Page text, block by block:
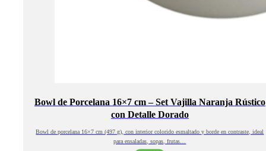
Bowl de Porcelana 16×7 cm – Set Vajilla Naranja Rústico
con Detalle Dorado
Bowl de porcelana 16×7 cm (497 g), con interior colorido esmaltado y borde en contraste, ideal
para ensaladas, sopas, frutas…